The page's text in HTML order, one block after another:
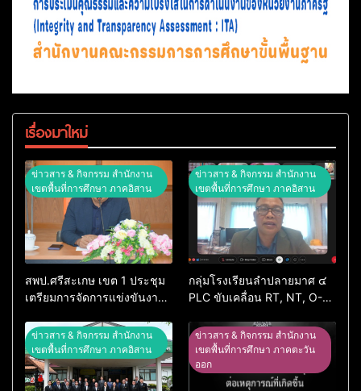
เรื่องมาใหม่
ข่าวสาร & กิจกรรม สำนักงาน
เขตพื้นที่การศึกษา ภาคอิสาน
สพป.ศรีสะเกษ เขต 1 ประชุม
เตรียมการจัดการแข่งขันงาน
74 ปีการศึกษา 2569
ข่าวสาร & กิจกรรม สำนักงาน
เขตพื้นที่การศึกษา ภาคอิสาน
กลุ่มโรงเรียนลำปลายมาศ ๔
PLC ขับเคลื่อน RT, NT, O-
ข่าวสาร & กิจกรรม สำนักงาน
เขตพื้นที่การศึกษา ภาคอิสาน
ข่าวสาร & กิจกรรม สำนักงาน
เขตพื้นที่การศึกษา ภาคตะวัน
ออก